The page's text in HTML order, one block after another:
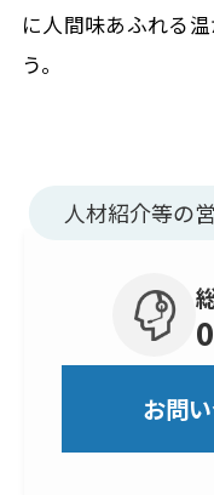
に人間味あふれる
う。
人材紹介等の
お問